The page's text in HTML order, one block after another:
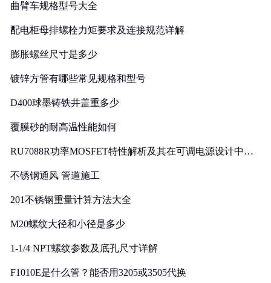
曲臂车规格型号大全
配电柜母排螺栓力矩要求及连接规范详解
膨胀螺丝尺寸是多少
镀锌方管有哪些常见规格和型号
D400球墨铸铁井盖重多少
覆膜砂的耐高温性能如何
RU7088R功率MOSFET特性解析及其在可调电源设计中的
不锈钢通风 管道施工
201不锈钢重量计算方法大全
M20螺纹大径和小径是多少
1-1/4 NPT螺纹参数及底孔尺寸详解
F1010E是什么管？能否用3205或3505代换